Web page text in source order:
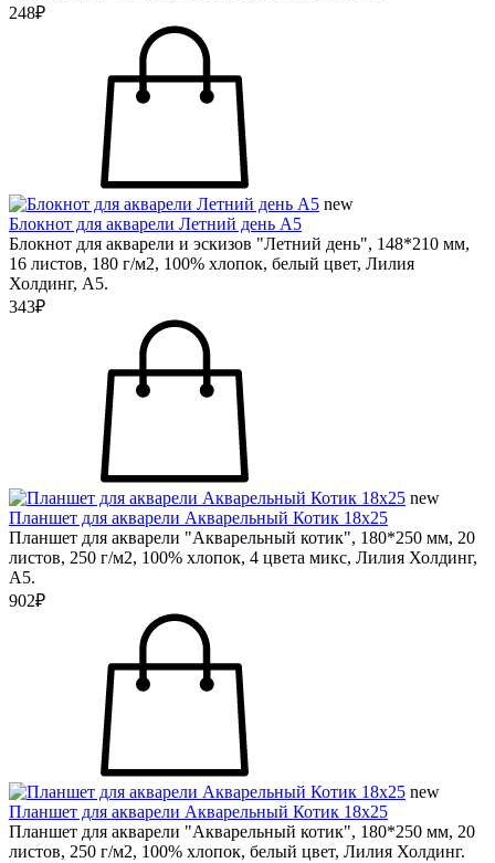
248₽
new
Блокнот для акварели Летний день А5
Блокнот для акварели и эскизов "Летний день", 148*210 мм,
16 листов, 180 г/м2, 100% хлопок, белый цвет, Лилия
Холдинг, А5.
343₽
new
Планшет для акварели Акварельный Котик 18х25
Планшет для акварели "Акварельный котик", 180*250 мм, 20
листов, 250 г/м2, 100% хлопок, 4 цвета микс, Лилия Холдинг,
А5.
902₽
new
Планшет для акварели Акварельный Котик 18х25
Планшет для акварели "Акварельный котик", 180*250 мм, 20
листов, 250 г/м2, 100% хлопок, белый цвет, Лилия Холдинг.